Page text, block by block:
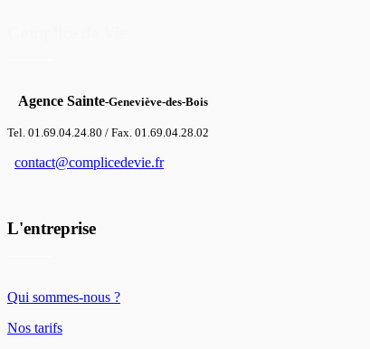
Agence Sainte-Geneviève-des-Bois
Tel. 01.69.04.24.80 / Fax. 01.69.04.28.02
contact@complicedevie.fr
L'entreprise
Qui sommes-nous ?
Nos tarifs